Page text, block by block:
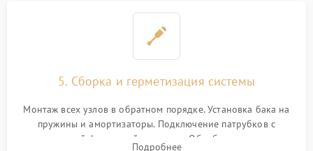
5. Сборка и герметизация системы
Монтаж всех узлов в обратном порядке. Установка бака на
пружины и амортизаторы. Подключение патрубков с
надежной фиксацией хомутами. Обработка стыков
Подробнее